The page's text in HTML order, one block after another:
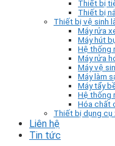
Thiết bị
Thiết bị
Thiết bị vệ sinh
Máy rửa
Máy hút
Hệ thống
Máy rửa
Máy vệ
Máy làm
Máy tẩy
Hệ thống
Hóa chất
Thiết bị dụng cụ
Liên hệ
Tin tức